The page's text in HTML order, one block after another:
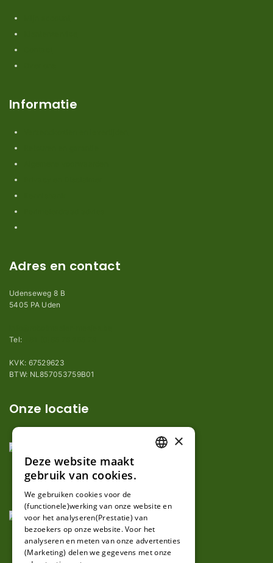
Informatie
Adres en contact
Udenseweg 8 B
5405 PA Uden
Tel:
KVK: 67529623
BTW: NL857053759B01
Onze locatie
GERMAN
×
Deze website maakt
gebruik van cookies.
We gebruiken cookies voor de
(functionele)werking van onze website en
voor het analyseren(Prestatie) van
bezoekers op onze website. Voor het
analyseren en meten van onze advertenties
(Marketing) delen we gegevens met onze